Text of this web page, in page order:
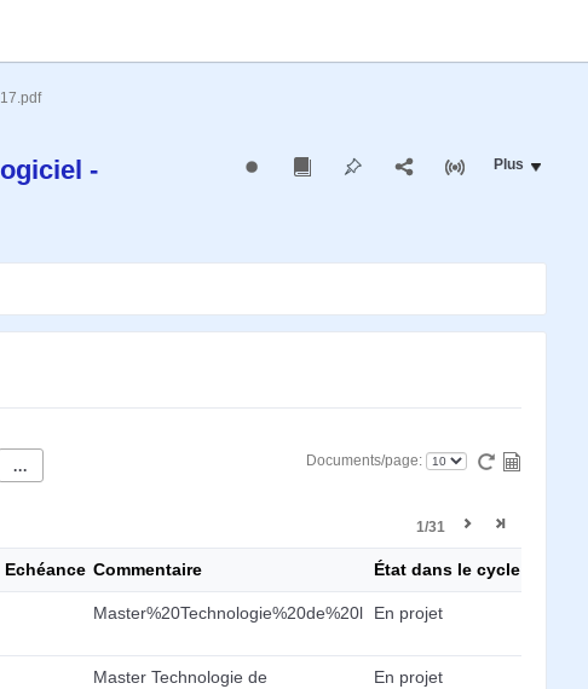
-
Plus
... Documents/page:
1/31
Echéance Commentaire État dans le cycle de vie
Master%20Technologie%20de%20l En projet
Master Technologie de
En projet